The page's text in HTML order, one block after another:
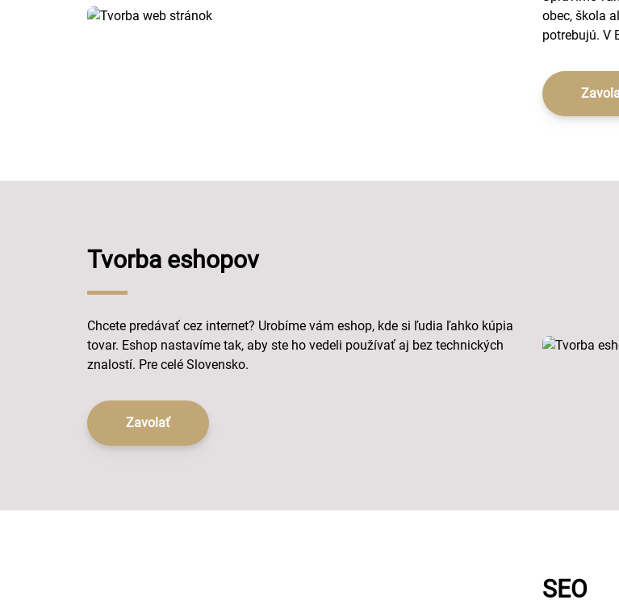
obec, škola
potrebujú. V
Tvorba eshopov
Chcete predávať cez internet? Urobíme vám eshop, kde si ľudia ľahko kúpia
tovar. Eshop nastavíme tak, aby ste ho vedeli používať aj bez technických
znalostí. Pre celé Slovensko.
Zavolať
SEO